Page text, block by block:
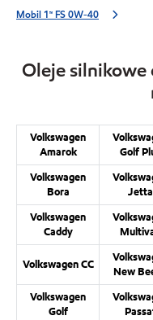
Mobil 1™ FS 0W-40
Oleje silnikowe
Volkswagen
Amarok
Golf
Volkswagen
Bora
Jetta
Volkswagen
Caddy
Volkswagen CC
New
Volkswagen
Golf